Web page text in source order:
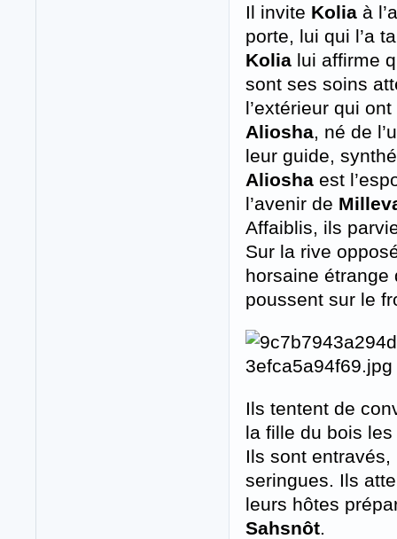
Il invite Kolia à
porte, lui qui l’a
Kolia lui affirme
sont ses soins
l’extérieur qui
Aliosha, né de
leur guide,
Aliosha est
l’avenir de
Affaiblis, ils
Sur la rive
horsaine étrange
poussent sur le
Ils tentent de
la fille du bois
Ils sont
seringues. Ils
leurs hôtes
Sahsnôt.